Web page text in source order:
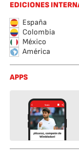
EDICIONES
España
Colombia
México
América
APPS